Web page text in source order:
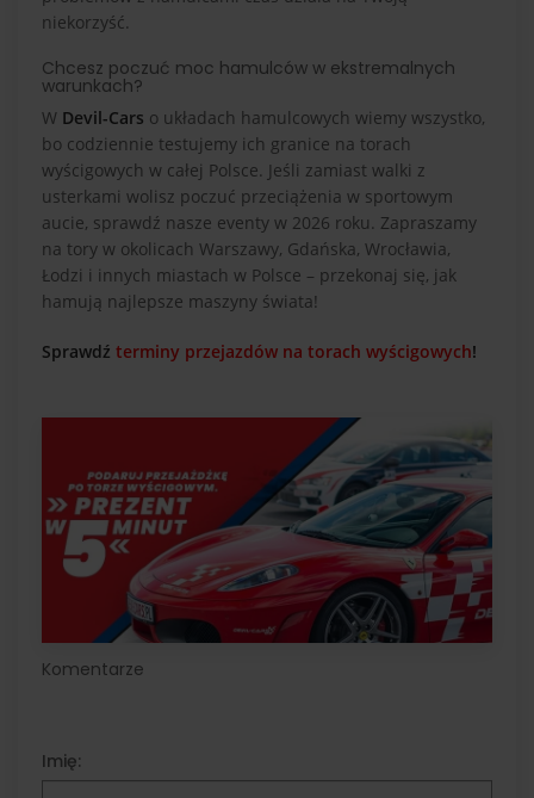
niekorzyść.
Chcesz poczuć moc hamulców w ekstremalnych
warunkach?
W Devil-Cars o układach hamulcowych wiemy wszystko,
bo codziennie testujemy ich granice na torach
wyścigowych w całej Polsce. Jeśli zamiast walki z
usterkami wolisz poczuć przeciążenia w sportowym
aucie, sprawdź nasze eventy w 2026 roku. Zapraszamy
na tory w okolicach Warszawy, Gdańska, Wrocławia,
Łodzi i innych miastach w Polsce – przekonaj się, jak
hamują najlepsze maszyny świata!
Sprawdź terminy przejazdów na torach wyścigowych!
Komentarze
Imię: